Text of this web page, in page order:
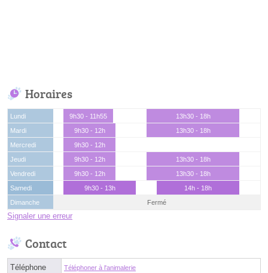
Horaires
Lundi 9h30 - 11h55
13h30 - 18h
Mardi
9h30 - 12h
13h30 - 18h
Mercredi
9h30 - 12h
Jeudi
9h30 - 12h
13h30 - 18h
Vendredi
9h30 - 12h
13h30 - 18h
Samedi
9h30 - 13h
14h - 18h
Dimanche
Fermé
Signaler une erreur
Contact
Téléphone Téléphoner à l'animalerie